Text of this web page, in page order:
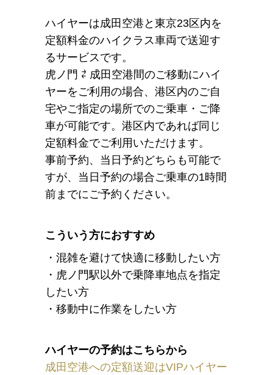
ハイヤーは成田空港と東京23区内を
定額料金のハイクラス車両で送迎す
るサービスです。
虎ノ門 ⇄ 成田空港間のご移動にハイ
ヤーをご利用の場合、港区内のご自
宅やご指定の場所でのご乗車・ご降
車が可能です。港区内であれば同じ
定額料金でご利用いただけます。
事前予約、当日予約どちらも可能で
すが、当日予約の場合ご乗車の1時間
前までにご予約ください。
こういう方におすすめ
・混雑を避けて快適に移動したい方
・虎ノ門駅以外で乗降車地点を指定
したい方
・移動中に作業をしたい方
ハイヤーの予約はこちらから
成田空港への定額送迎はVIPハイヤー